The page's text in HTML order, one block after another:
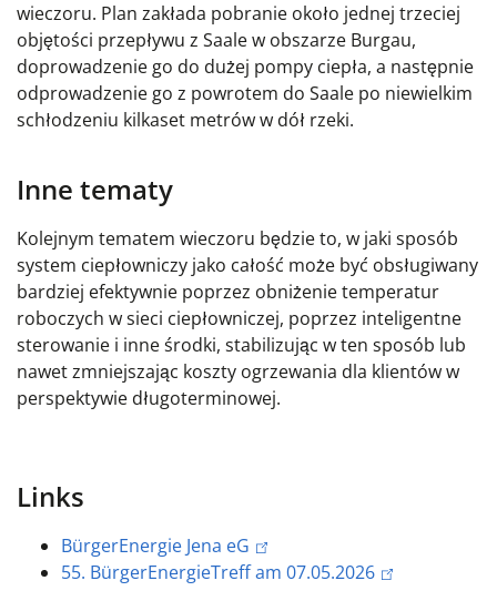
wieczoru. Plan zakłada pobranie około jednej trzeciej
objętości przepływu z Saale w obszarze Burgau,
doprowadzenie go do dużej pompy ciepła, a następnie
odprowadzenie go z powrotem do Saale po niewielkim
schłodzeniu kilkaset metrów w dół rzeki.
Inne tematy
Kolejnym tematem wieczoru będzie to, w jaki sposób
system ciepłowniczy jako całość może być obsługiwany
bardziej efektywnie poprzez obniżenie temperatur
roboczych w sieci ciepłowniczej, poprzez inteligentne
sterowanie i inne środki, stabilizując w ten sposób lub
nawet zmniejszając koszty ogrzewania dla klientów w
perspektywie długoterminowej.
Links
BürgerEnergie Jena eG
55. BürgerEnergieTreff am 07.05.2026